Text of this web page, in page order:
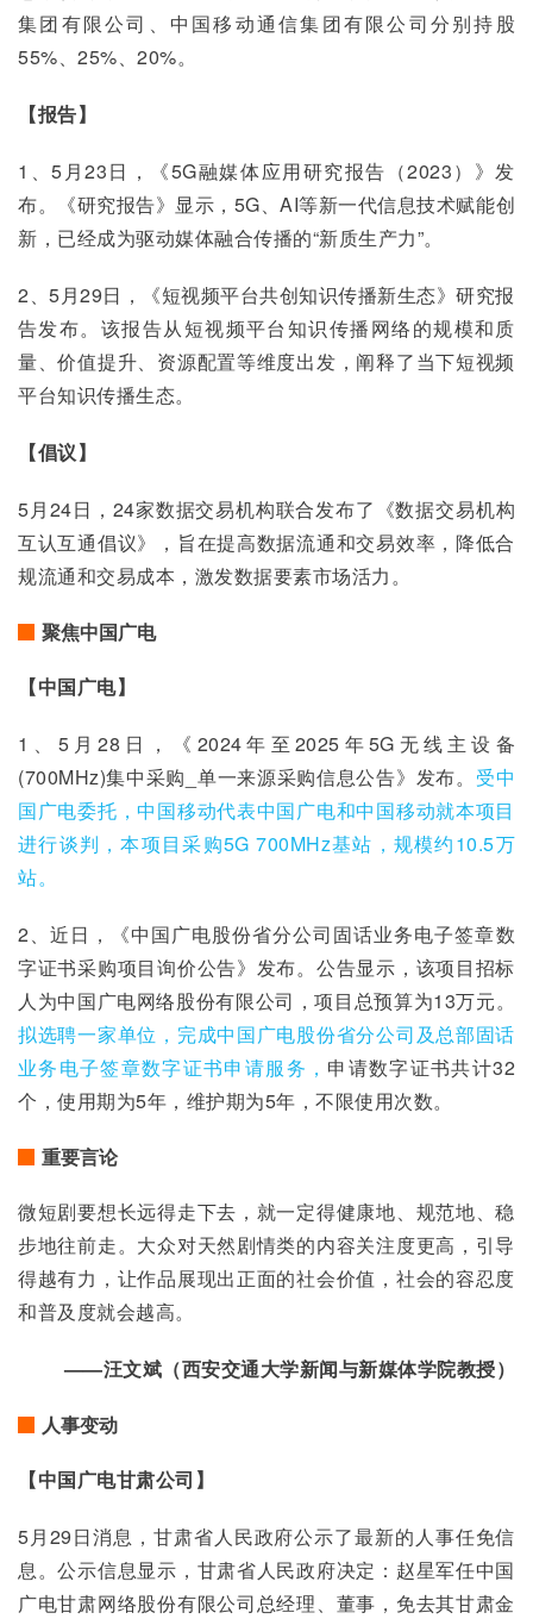
集团有限公司、中国移动通信集团有限公司分别持股
55%、25%、20%。
【报告】
1、5月23日，《5G融媒体应用研究报告（2023）》发
布。《研究报告》显示，5G、AI等新一代信息技术赋能创
新，已经成为驱动媒体融合传播的“新质生产力”。
2、5月29日，《短视频平台共创知识传播新生态》研究报
告发布。该报告从短视频平台知识传播网络的规模和质
量、价值提升、资源配置等维度出发，阐释了当下短视频
平台知识传播生态。
【倡议】
5月24日，24家数据交易机构联合发布了《数据交易机构
互认互通倡议》，旨在提高数据流通和交易效率，降低合
规流通和交易成本，激发数据要素市场活力。
聚焦中国广电
【中国广电】
1、5月28日，《2024年至2025年5G无线主设备
(700MHz)集中采购_单一来源采购信息公告》发布。 受中
国广电委托，中国移动代表中国广电和中国移动就本项目
进行谈判，本项目采购5G 700MHz基站，规模约10.5万
站。
2、近日，《中国广电股份省分公司固话业务电子签章数
字证书采购项目询价公告》发布。公告显示，该项目招标
人为中国广电网络股份有限公司，项目总预算为13万元。
拟选聘一家单位，完成中国广电股份省分公司及总部固话
业务电子签章数字证书申请服务， 申请数字证书共计32
个，使用期为5年，维护期为5年，不限使用次数。
重要言论
微短剧要想长远得走下去，就一定得健康地、规范地、稳
步地往前走。大众对天然剧情类的内容关注度更高，引导
得越有力，让作品展现出正面的社会价值，社会的容忍度
和普及度就会越高。
——汪文斌（西安交通大学新闻与新媒体学院教授）
人事变动
【中国广电甘肃公司】
5月29日消息，甘肃省人民政府公示了最新的人事任免信
息。公示信息显示，甘肃省人民政府决定：赵星军任中国
广电甘肃网络股份有限公司总经理、董事，免去其甘肃金